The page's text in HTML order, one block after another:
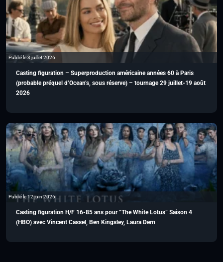
Publié le 3 juillet 2026
Casting figuration – Superproduction américaine années 60 à Paris
(probable préquel d’Ocean’s, sous réserve) – tournage 29 juillet-19 août
2026
Publié le 12 juin 2026
Casting figuration H/F 16-85 ans pour “The White Lotus” Saison 4
(HBO) avec Vincent Cassel, Ben Kingsley, Laura Dern